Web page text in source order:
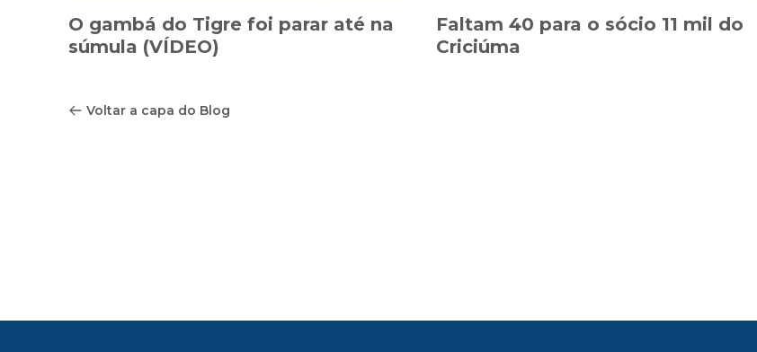
O gambá do Tigre foi parar até na
súmula (VÍDEO)
Faltam 40 para o sócio 11 mil do
Criciúma
Voltar a capa do Blog